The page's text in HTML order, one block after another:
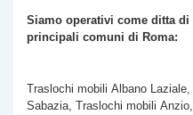
Siamo operativi come ditta
principali comuni di Roma:
Traslochi mobili Albano
Sabazia, Traslochi mobili